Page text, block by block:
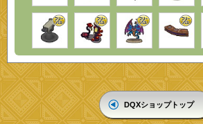
DQXショップトップ